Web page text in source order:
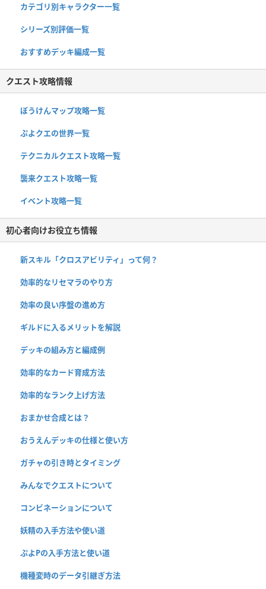
カテゴリ別キャラクター一覧
シリーズ別評価一覧
おすすめデッキ編成一覧
クエスト攻略情報
ぼうけんマップ攻略一覧
ぷよクエの世界一覧
テクニカルクエスト攻略一覧
襲来クエスト攻略一覧
イベント攻略一覧
初心者向けお役立ち情報
新スキル「クロスアビリティ」って何？
効率的なリセマラのやり方
効率の良い序盤の進め方
ギルドに入るメリットを解説
デッキの組み方と編成例
効率的なカード育成方法
効率的なランク上げ方法
おまかせ合成とは？
おうえんデッキの仕様と使い方
ガチャの引き時とタイミング
みんなでクエストについて
コンビネーションについて
妖精の入手方法や使い道
ぷよPの入手方法と使い道
機種変時のデータ引継ぎ方法